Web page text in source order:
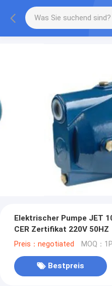
Elektrischer Pumpe JET
CER Zertifikat 220V 50HZ
Preis：negotiated MOQ：
Bestpreis